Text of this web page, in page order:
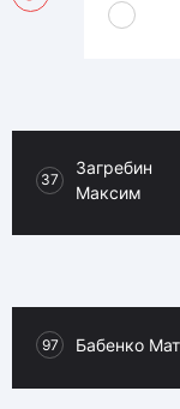
37
Загребин
Максим
97 Бабенко